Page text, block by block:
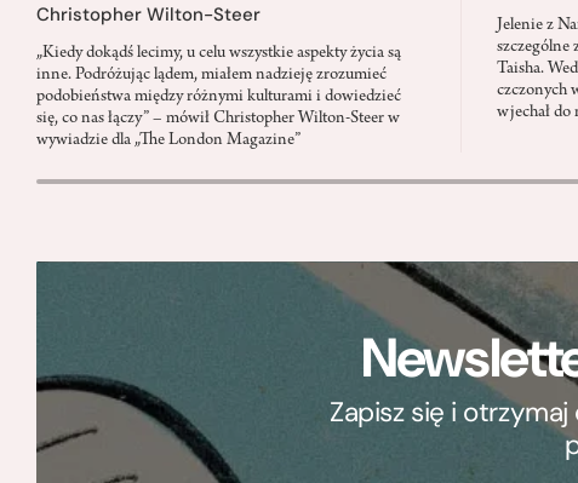
Christopher Wilton-Steer
„Kiedy dokądś lecimy, u celu wszystkie aspekty życia są
inne. Podróżując lądem, miałem nadzieję zrozumieć
podobieństwa między różnymi kulturami i dowiedzieć
się, co nas łączy” – mówił Christopher Wilton-Steer w
wywiadzie dla „The London Magazine”
Jelenie z
szczególne
Taisha.
czczonych
wjechał do
Zapisz się i